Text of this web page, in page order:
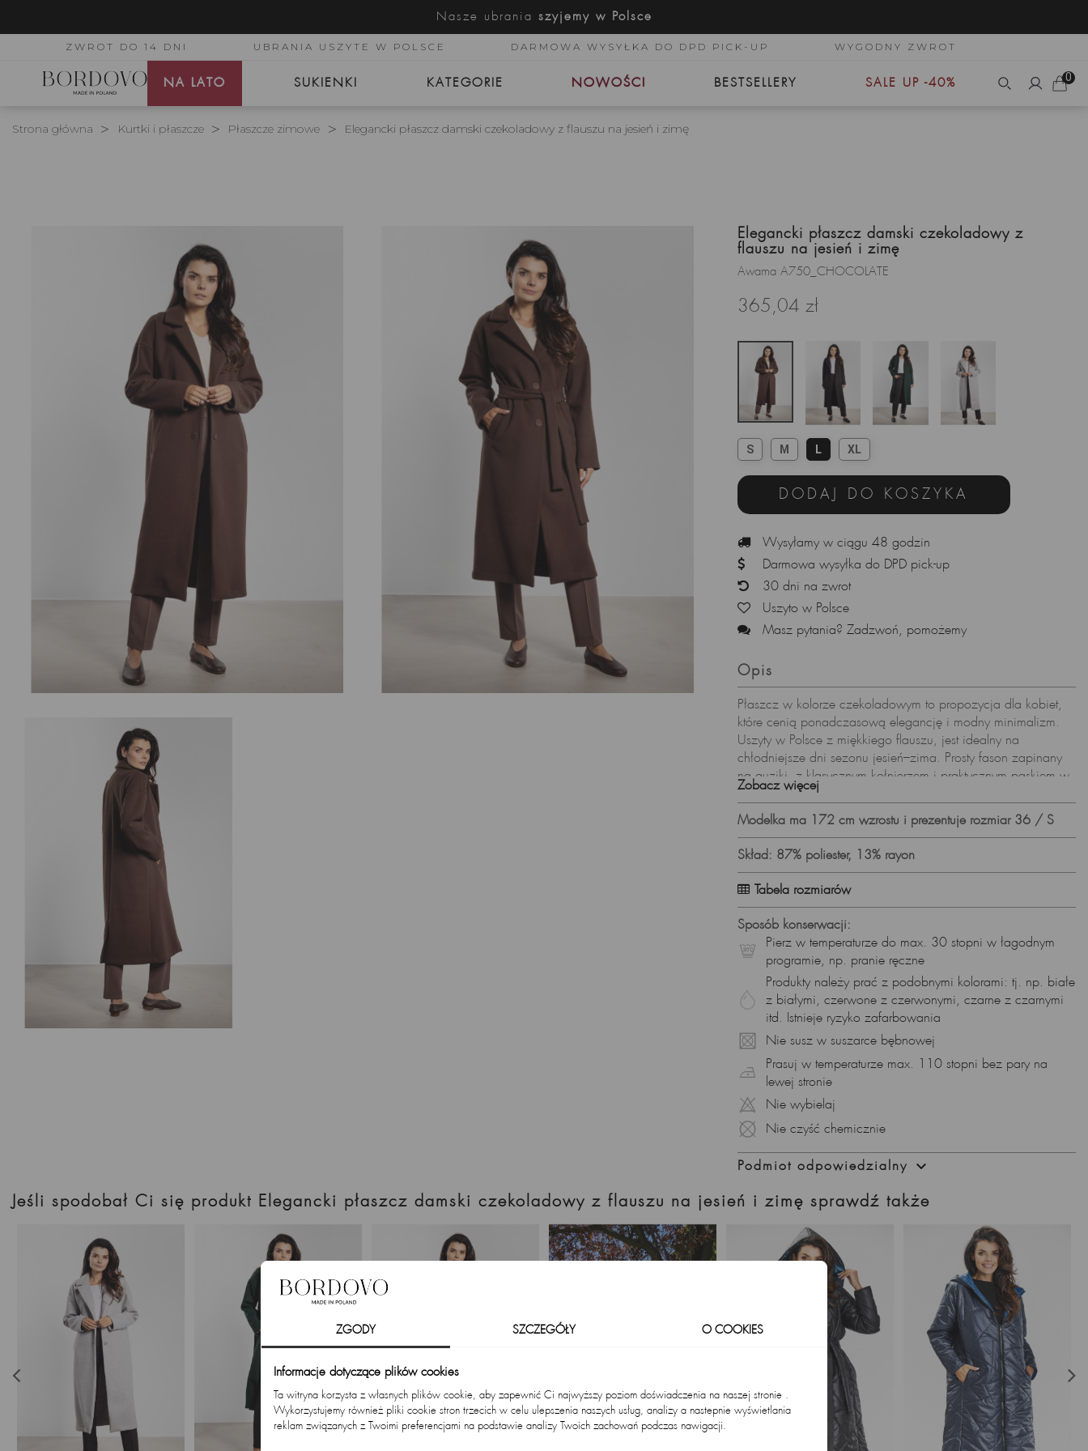
Nasze ubrania szyjemy w Polsce
ZWROT DO 14 DNI UBRANIA USZYTE W POLSCE DARMOWA WYSYŁKA DO DPD PICK-UP WYGODNY ZWROT
NA LATO SUKIENKI KATEGORIE NOWOŚCI BESTSELLERY SALE UP -40% 0
Strona główna Kurtki i płaszcze Płaszcze zimowe Elegancki płaszcz damski czekoladowy z flauszu na jesień i zimę
Elegancki płaszcz damski czekoladowy z
flauszu na jesień i zimę
Awama A750_CHOCOLATE
365,04 zł
S M L XL
DODAJ DO KOSZYKA
Wysyłamy w ciągu 48 godzin
Darmowa wysyłka do DPD pick-up
30 dni na zwrot
Uszyto w Polsce
Masz pytania? Zadzwoń, pomożemy
Opis
Płaszcz w kolorze czekoladowym to propozycja dla kobiet,
które cenią ponadczasową elegancję i modny minimalizm.
Uszyty w Polsce z miękkiego flauszu, jest idealny na
chłodniejsze dni sezonu jesień–zima. Prosty fason zapinany
na guziki, z klasycznym kołnierzem i praktycznym paskiem w
talii pozwala na różne sposoby noszenia – luźno lub
podkreślając sylwetkę.
Dlaczego warto wybrać płaszcz czekoladowy?
elegancki, modny kolor czekoladowy – zgodny z trendami,
długość midi – zapewnia komfort i ochronę przed chłodem,
pasek w talii – możliwość dopasowania do sylwetki,
miękki flausz – przyjemny i ciepły materiał,
polska produkcja – gwarancja jakości i starannego
wykonania.
Płaszcz czekoladowy na różne okazje:
idealny na codzienne wyjścia – spacer, zakupy, spotkania ze
znajomymi,
elegancki wybór do pracy – pasuje do spodni i sukienek,
doskonały na uroczystości i spotkania rodzinne – szykowny i
ponadczasowy,
praktyczny płaszcz na chłodne dni jesieni i zimy.
Podsumowanie:
Płaszcz damski czekoladowy to połączenie klasycznej
elegancji i nowoczesnego stylu. Minimalistyczny krój, miękki
flausz i elegancki odcień czynią go ponadczasowym
elementem garderoby. Postaw na jakość polskiej produkcji i
wybierz płaszcz, który sprawdzi się w wielu sytuacjach.
Zobacz więcej
Modelka ma 172 cm wzrostu i prezentuje rozmiar 36 / S
Skład: 87% poliester, 13% rayon
Tabela rozmiarów
Sposób konserwacji:
Pierz w temperaturze do max. 30 stopni w łagodnym
programie, np. pranie ręczne
Produkty należy prać z podobnymi kolorami: tj. np. białe
z białymi, czerwone z czerwonymi, czarne z czarnymi
itd. Istnieje ryzyko zafarbowania
Nie susz w suszarce bębnowej
Prasuj w temperaturze max. 110 stopni bez pary na
lewej stronie
Nie wybielaj
Nie czyść chemicznie
Podmiot odpowiedzialny 
Jeśli spodobał Ci się produkt Elegancki płaszcz damski czekoladowy z flauszu na jesień i zimę sprawdź także
ZGODY SZCZEGÓŁY O COOKIES
Informacje dotyczące plików cookies
Ta witryna korzysta z własnych plików cookie, aby zapewnić Ci najwyższy poziom doświadczenia na naszej stronie .
Wykorzystujemy również pliki cookie stron trzecich w celu ulepszenia naszych usług, analizy a nastepnie wyświetlania
reklam związanych z Twoimi preferencjami na podstawie analizy Twoich zachowań podczas nawigacji.